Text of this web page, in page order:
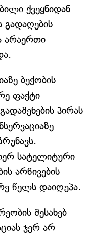
ქვეყნიდან
გადაღების
არაერთი
ბექობის
ფაქტი
პირას
სატელიტური
არწივების
წელს დაიღუპა.
შესახებ
ჯერ არ